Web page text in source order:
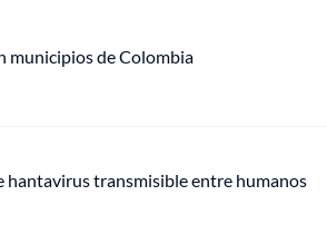
municipios de Colombia
hantavirus transmisible entre humanos